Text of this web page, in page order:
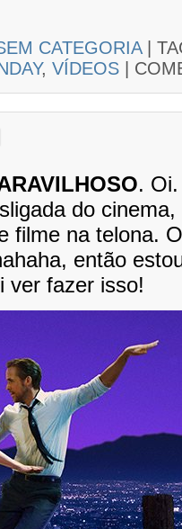
CATEGORIA
, VÍDEOS
.
do
filme na telona.
então
ver fazer isso!